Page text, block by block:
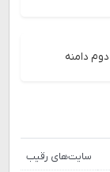
دوم دامنه
سایت‌های رقیب